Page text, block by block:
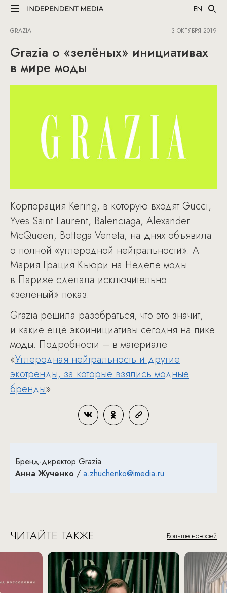
EN
GRAZIA 3 ОКТЯБРЯ 2019
Grazia о «зелёных» инициативах
в мире моды
Корпорация Kering, в которую входят Gucci,
Yves Saint Laurent, Balenciaga, Alexander
McQueen, Bottega Veneta, на днях объявила
о полной «углеродной нейтральности». А
Мария Грация Кьюри на Неделе моды
в Париже сделала исключительно
«зелёный» показ.
Grazia решила разобраться, что это значит,
и какие ещё экоинициативы сегодня на пике
моды. Подробности – в материале
«Углеродная нейтральность и другие
экотренды, за которые взялись модные
бренды».
Бренд-директор Grazia
Анна Жученко / a.zhuchenko@imedia.ru
ЧИТАЙТЕ ТАКЖЕ Больше новостей